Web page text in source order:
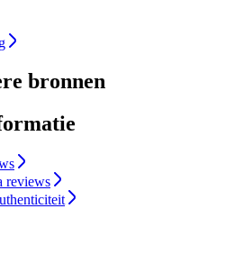
bronnen
reviews